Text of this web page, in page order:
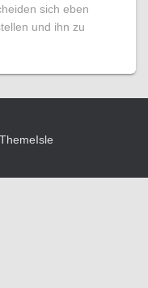
sich eben
und ihn zu
ThemeIsle